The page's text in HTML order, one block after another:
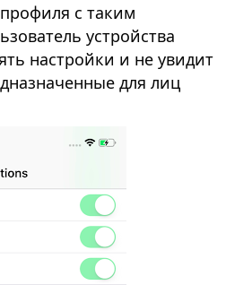
с таким
устройства
настройки и не увидит
для лиц